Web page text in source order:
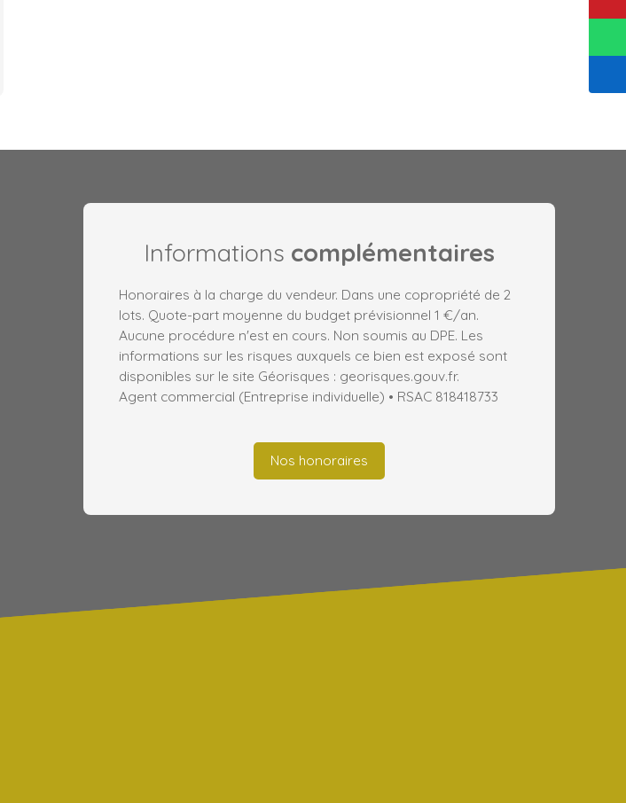
Informations complémentaires
Honoraires à la charge du vendeur. Dans une copropriété de 2
lots. Quote-part moyenne du budget prévisionnel 1 €/an.
Aucune procédure n'est en cours. Non soumis au DPE. Les
informations sur les risques auxquels ce bien est exposé sont
disponibles sur le site Géorisques : georisques.gouv.fr.
Agent commercial (Entreprise individuelle) • RSAC 818418733
Nos honoraires